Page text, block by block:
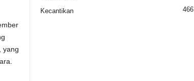
yang
Kecantikan 466